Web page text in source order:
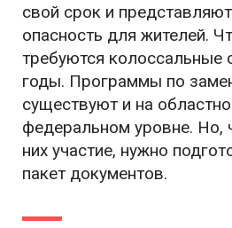
свой срок и
опасность для жителей.
требуются колоссальные
годы. Программы по
существуют и на
федеральном уровне. Но,
них участие, нужно
пакет документов.